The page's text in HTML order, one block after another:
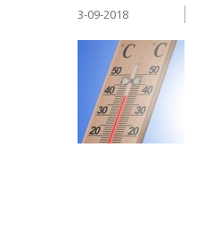
3-09-2018